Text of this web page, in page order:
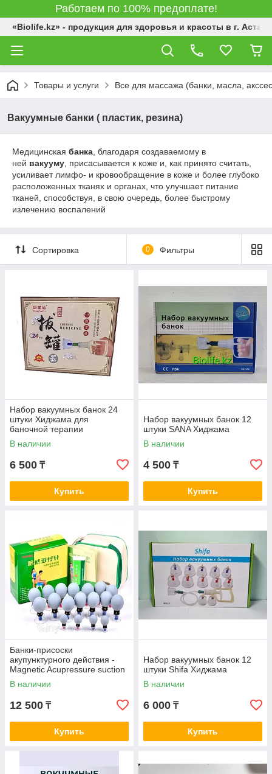
Работаем по 100% предоплате!
«Biolife.kz» - продукция для здоровья и красоты в г. Астана
Товары и услуги Все для массажа (банки, масла,
Вакуумные банки ( пластик, резина)
Медицинская банка , благодаря создаваемому в
ней вакууму , присасывается к коже и, как принято считать,
усиливает лимфо- и кровообращение в коже и более глубоко
расположенных тканях и органах, что улучшает питание
тканей, способствуя, в свою очередь, более быстрому
излечению воспалений
Сортировка 0 Фильтры
Набор вакуумных банок 24
штуки Хиджама для
баночной терапии
В наличии
6 500 ₸
Купить
Набор вакуумных банок 12
штуки SANA Хиджама
В наличии
4 500 ₸
Купить
Банки-присоски
акупунктурного действия -
Magnetic Acupressure suction
cup 18шт.
В наличии
12 500 ₸
Купить
Набор вакуумных банок 12
штуки Shifa Хиджама
В наличии
6 000 ₸
Купить